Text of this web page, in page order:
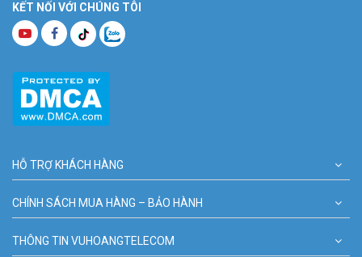
KẾT NỐI VỚI CHÚNG TÔI
HỖ TRỢ KHÁCH HÀNG
CHÍNH SÁCH MUA HÀNG – BẢO HÀNH
THÔNG TIN VUHOANGTELECOM